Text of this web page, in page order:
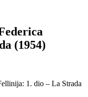
(1954)
1. dio – La Strada